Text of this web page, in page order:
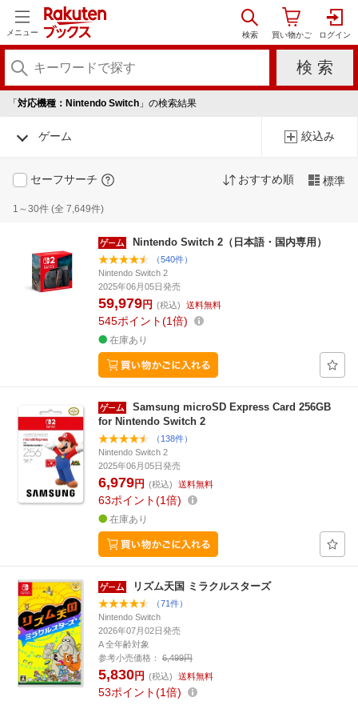
メニュー
「 対応機種：Nintendo Switch 」の検索結果
ゲーム 絞込み
セーフサーチ おすすめ順 標準
1～30件 (全 7,649件)
Nintendo Switch 2（日本語・国内専用）
（540件）
Nintendo Switch 2
2025年06月05日発売
59,979円 (税込) 送料無料
545ポイント 1倍
在庫あり
Samsung microSD Express Card 256GB
for Nintendo Switch 2
（138件）
Nintendo Switch 2
2025年06月05日発売
6,979円 (税込) 送料無料
63ポイント 1倍
在庫あり
リズム天国 ミラクルスターズ
（71件）
Nintendo Switch
2026年07月02日発売
A 全年齢対象
参考小売価格：
6,499円
5,830円 (税込) 送料無料
53ポイント 1倍